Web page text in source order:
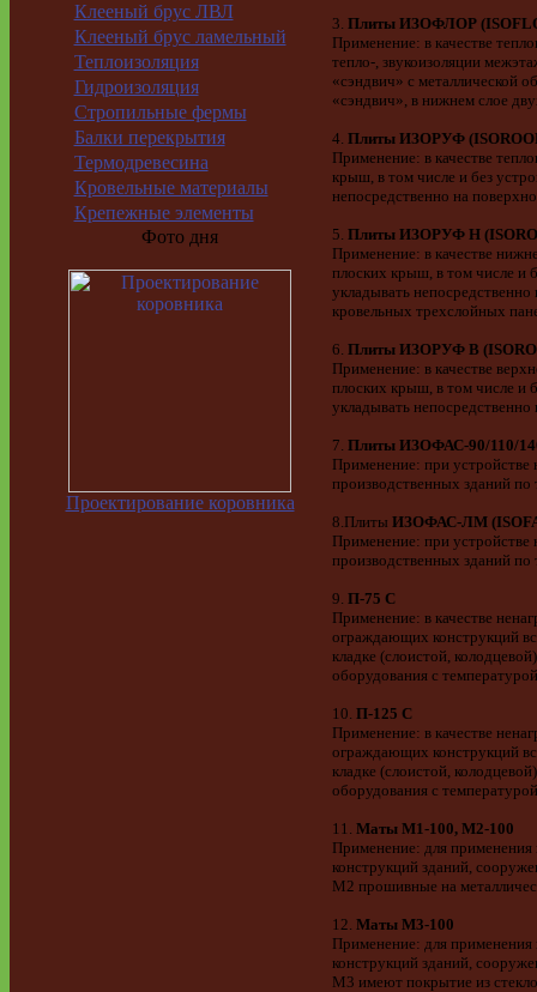
Клееный брус ЛВЛ
Клееный брус ламельный
Теплоизоляция
Гидроизоляция
Стропильные фермы
Балки перекрытия
Термодревесина
Кровельные материалы
Крепежные элементы
Фото дня
Проектирование коровника
3. Плиты ИЗОФЛОР
Применение: в качестве
тепло-, звукоизоляции
«сэндвич» с металлической
«сэндвич», в нижнем слое
4. Плиты ИЗОРУФ
Применение: в качестве
крыш, в том числе и без
непосредственно на
5. Плиты ИЗОРУФ Н
Применение: в качестве
плоских крыш, в том числе и
укладывать непосредственно
кровельных трехслойных
6. Плиты ИЗОРУФ В
Применение: в качестве
плоских крыш, в том числе и
укладывать
7. Плиты ИЗОФАС-90/110/
Применение: при
производственных зданий
8.Плиты ИЗОФАС-ЛМ
Применение: при
производственных зданий
9. П-75 C
Применение: в качестве
ограждающих конструкций
кладке (слоистой,
оборудования с
10. П-125 C
Применение: в качестве
ограждающих конструкций
кладке (слоистой,
оборудования с
11. Маты М1-100, М2-100
Применение: для применения
конструкций зданий,
М2 прошивные на
12. Маты М3-100
Применение: для применения
конструкций зданий,
М3 имеют покрытие из